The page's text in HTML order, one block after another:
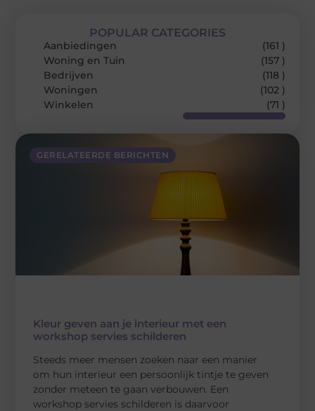
GERELATEERDE BERICHTEN
Kleur geven aan je interieur met een
workshop servies schilderen
Steeds meer mensen zoeken naar een manier
om hun interieur een persoonlijk tintje te geven
zonder meteen te gaan verbouwen. Een
workshop servies schilderen is daarvoor
POPULAR CATEGORIES
Aanbiedingen
(161 )
Woning en Tuin
(157 )
Bedrijven
(118 )
Woningen
(102 )
Winkelen
(71 )